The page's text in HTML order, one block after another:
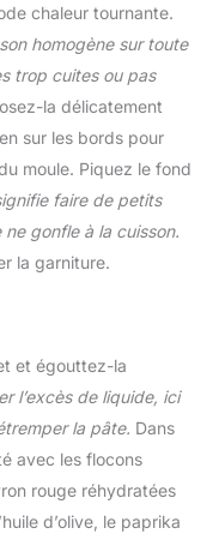
chaleur tournante.
homogène sur toute
trop cuites ou pas
la délicatement
sur les bords pour
moule. Piquez le fond
faire de petits
gonfle à la cuisson.
la garniture.
et égouttez-la
l’excès de liquide, ici
la pâte. Dans
avec les flocons
rouge réhydratées
d’olive, le paprika